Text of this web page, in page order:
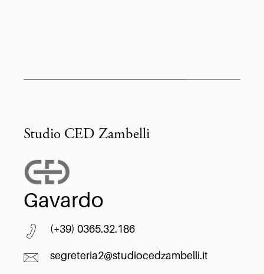
Studio CED Zambelli
Gavardo
(+39) 0365.32.186
segreteria2@studiocedzambelli.it